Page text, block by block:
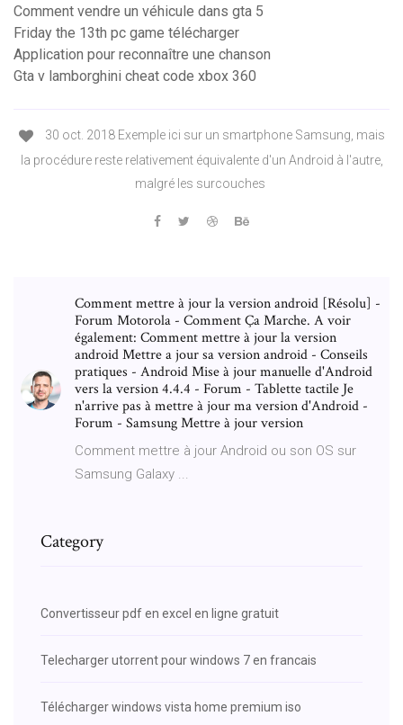
Comment vendre un véhicule dans gta 5
Friday the 13th pc game télécharger
Application pour reconnaître une chanson
Gta v lamborghini cheat code xbox 360
30 oct. 2018 Exemple ici sur un smartphone Samsung, mais
la procédure reste relativement équivalente d'un Android à l'autre,
malgré les surcouches
Comment mettre à jour la version android [Résolu] -
Forum Motorola - Comment Ça Marche. A voir
également: Comment mettre à jour la version
android Mettre a jour sa version android - Conseils
pratiques - Android Mise à jour manuelle d'Android
vers la version 4.4.4 - Forum - Tablette tactile Je
n'arrive pas à mettre à jour ma version d'Android -
Forum - Samsung Mettre à jour version
Comment mettre à jour Android ou son OS sur
Samsung Galaxy ...
Category
Convertisseur pdf en excel en ligne gratuit
Telecharger utorrent pour windows 7 en francais
Télécharger windows vista home premium iso